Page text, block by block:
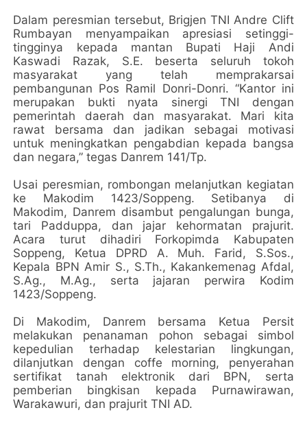
Dalam peresmian tersebut, Brigjen TNI Andre Clift
Rumbayan menyampaikan apresiasi setinggi-
tingginya kepada mantan Bupati Haji Andi
Kaswadi Razak, S.E. beserta seluruh tokoh
masyarakat yang telah memprakarsai
pembangunan Pos Ramil Donri-Donri. “Kantor ini
merupakan bukti nyata sinergi TNI dengan
pemerintah daerah dan masyarakat. Mari kita
rawat bersama dan jadikan sebagai motivasi
untuk meningkatkan pengabdian kepada bangsa
dan negara,” tegas Danrem 141/Tp.
Usai peresmian, rombongan melanjutkan kegiatan
ke Makodim 1423/Soppeng. Setibanya di
Makodim, Danrem disambut pengalungan bunga,
tari Padduppa, dan jajar kehormatan prajurit.
Acara turut dihadiri Forkopimda Kabupaten
Soppeng, Ketua DPRD A. Muh. Farid, S.Sos.,
Kepala BPN Amir S., S.Th., Kakankemenag Afdal,
S.Ag., M.Ag., serta jajaran perwira Kodim
1423/Soppeng.
Di Makodim, Danrem bersama Ketua Persit
melakukan penanaman pohon sebagai simbol
kepedulian terhadap kelestarian lingkungan,
dilanjutkan dengan coffe morning, penyerahan
sertifikat tanah elektronik dari BPN, serta
pemberian bingkisan kepada Purnawirawan,
Warakawuri, dan prajurit TNI AD.